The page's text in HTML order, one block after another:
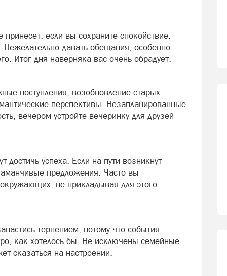
если вы сохраните спокойствие.
давать обещания, особенно
Итог дня наверняка вас очень обрадует.
поступления, возобновление старых
перспективы. Незапланированные
вечером устройте вечеринку для друзей
достичь успеха. Если на пути возникнут
предложения. Часто вы
не прикладывая для этого
терпением, потому что события
как хотелось бы. Не исключены семейные
сказаться на настроении.